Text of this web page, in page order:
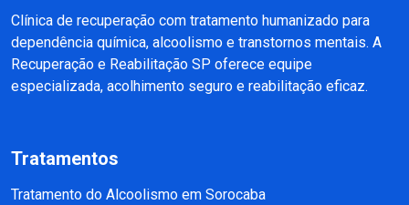
Clínica de recuperação com tratamento humanizado para
dependência química, alcoolismo e transtornos mentais. A
Recuperação e Reabilitação SP oferece equipe
especializada, acolhimento seguro e reabilitação eficaz.
Tratamentos
Tratamento do Alcoolismo em Sorocaba